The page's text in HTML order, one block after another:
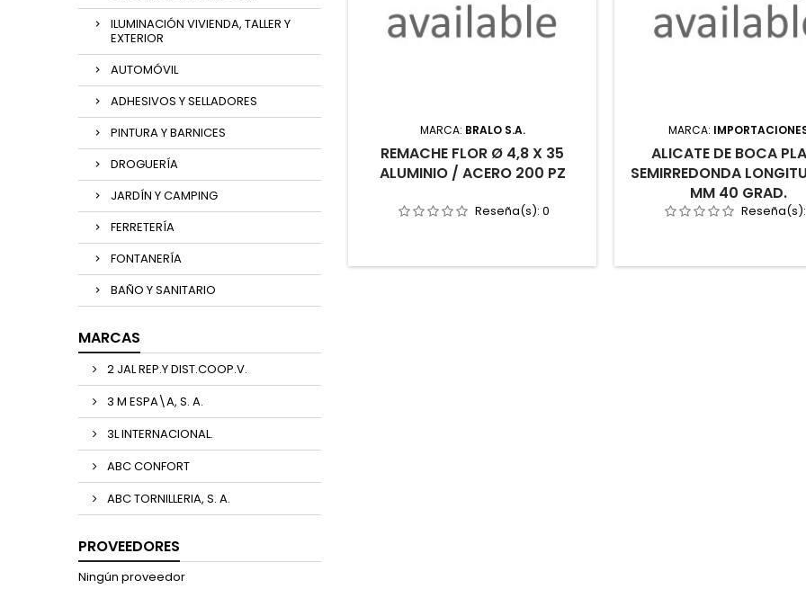
ILUMINACIÓN VIVIENDA, TALLER Y
EXTERIOR
AUTOMÓVIL
ADHESIVOS Y SELLADORES
PINTURA Y BARNICES
DROGUERÍA
JARDÍN Y CAMPING
FERRETERÍA
FONTANERÍA
BAÑO Y SANITARIO
MARCAS
2 JAL REP.Y DIST.COOP.V.
3 M ESPA\A, S. A.
3L INTERNACIONAL.
ABC CONFORT
ABC TORNILLERIA, S. A.
PROVEEDORES
Ningún proveedor
MARCA: BRALO S.A.
REMACHE FLOR Ø 4,8 X 35
ALUMINIO / ACERO 200 PZ
Reseña(s): 0
MARCA:
ALICATE DE BOCA
SEMIRREDONDA
MM 40 GRAD.